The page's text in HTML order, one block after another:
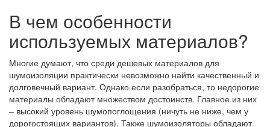
В чем особенности
используемых материалов?
Многие думают, что среди дешевых материалов для
шумоизоляции практически невозможно найти качественный и
долговечный вариант. Однако если разобраться, то недорогие
материалы обладают множеством достоинств. Главное из них
– высокий уровень шумопоглощения (ничуть не ниже, чем у
дорогостоящих вариантов). Также шумоизоляторы обладают